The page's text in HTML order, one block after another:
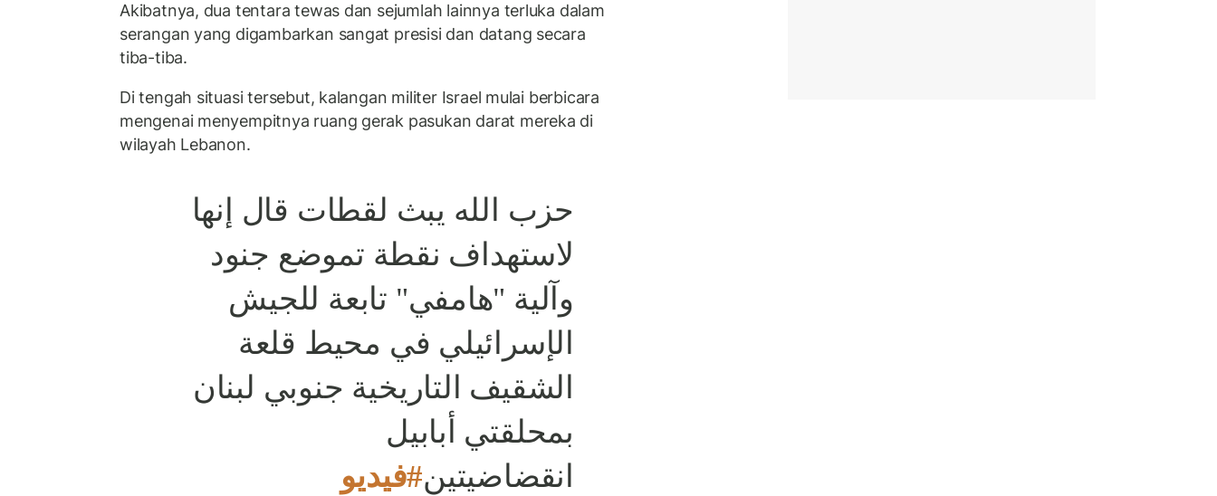
Akibatnya, dua tentara tewas dan sejumlah lainnya terluka dalam
serangan yang digambarkan sangat presisi dan datang secara
tiba-tiba.
Di tengah situasi tersebut, kalangan militer Israel mulai berbicara
mengenai menyempitnya ruang gerak pasukan darat mereka di
wilayah Lebanon.
حزب الله يبث لقطات قال إنها
لاستهداف نقطة تموضع جنود
وآلية "هامفي" تابعة للجيش
الإسرائيلي في محيط قلعة
الشقيف التاريخية جنوبي لبنان
بمحلقتي أبابيل
انقضاضيتين#فيديو